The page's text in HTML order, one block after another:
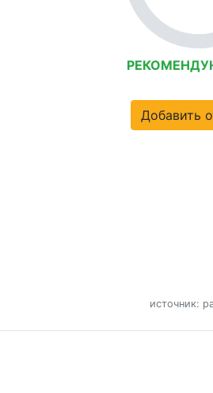
Добавить
источник: